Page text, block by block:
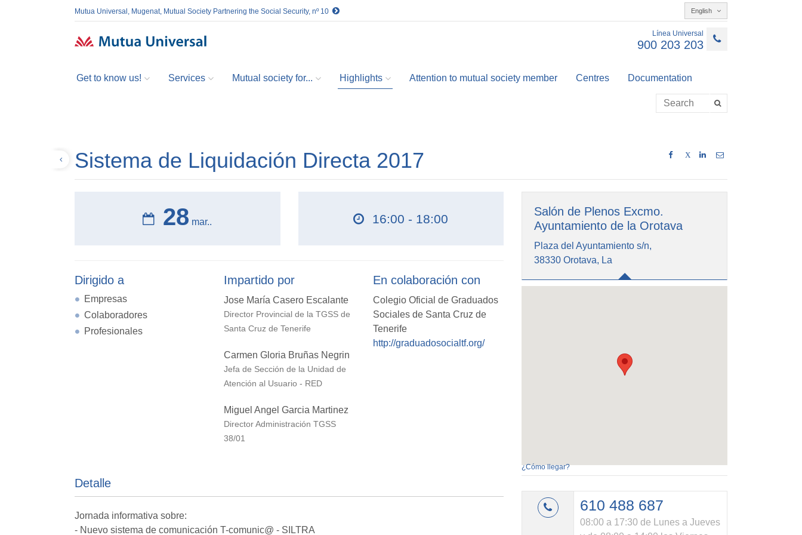
Mutua Universal, Mugenat, Mutual Society Partnering the Social Security, nº 10 English
Línea Universal
900 203 203
Get to know us! Services Mutual society for... Highlights Attention to mutual society member Centres Documentation
X
Sistema de Liquidación Directa 2017
28 mar.. 16:00 - 18:00
Dirigido a
Empresas
Colaboradores
Profesionales
Impartido por
Jose María Casero Escalante
Director Provincial de la TGSS de
Santa Cruz de Tenerife
Carmen Gloria Bruñas Negrin
Jefa de Sección de la Unidad de
Atención al Usuario - RED
Miguel Angel Garcia Martinez
Director Administración TGSS
38/01
En colaboración con
Colegio Oficial de Graduados
Sociales de Santa Cruz de
Tenerife
http://graduadosocialtf.org/
Detalle
Jornada informativa sobre:
- Nuevo sistema de comunicación T-comunic@ - SILTRA
Salón de Plenos Excmo.
Ayuntamiento de la Orotava
Plaza del Ayuntamiento s/n,
38330 Orotava, La
¿Cómo llegar?
610 488 687
08:00 a 17:30 de Lunes a Jueves